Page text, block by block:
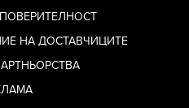
НА ДОСТАВЧИЦИТЕ